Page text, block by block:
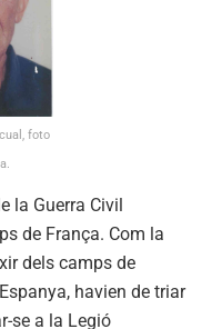
foto
la Guerra Civil
de França. Com la
dels camps de
havien de triar
se a la Legió